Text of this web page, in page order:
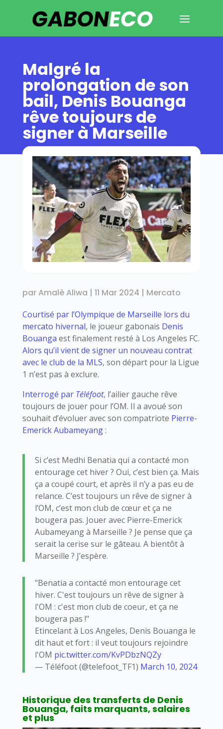
Malgré la
prolongation de son
bail, Denis Bouanga
rêve toujours de
signer à Marseille
parAmalè Aliwa | 11 Mar 2024 | Mercato
Courtisé par l’Olympique de Marseille lors du
mercato hivernal, le joueur gabonais Denis
Bouanga est finalement resté à Los Angeles FC.
Alors qu’il vient de signer un nouveau contrat
avec le club de la MLS, son départ pour la Ligue
1 n’est pas à exclure.
Interrogé par Téléfoot, l’ailier gauche rêve
toujours de jouer pour l’OM. Il a avoué son
souhait d’évoluer avec son compatriote Pierre-
Emerick Aubameyang:
Si c’est Medhi Benatia qui a contacté mon
entourage cet hiver ? Oui, c’est bien ça. Mais
ça a coupé court, et après il n’y a pas eu de
relance. C’est toujours un rêve de signer à
l’OM, c’est mon club de cœur et ça ne
bougera pas. Jouer avec Pierre-Emerick
Aubameyang à Marseille ? Je pense que ça
serait la cerise sur le gâteau. A bientôt à
Marseille ? J’espère.
"Benatia a contacté mon entourage cet
hiver. C'est toujours un rêve de signer à
l'OM : c'est mon club de coeur, et ça ne
bougera pas !"
Etincelant à Los Angeles, Denis Bouanga le
dit haut et fort : il veut toujours rejoindre
l'OM pic.twitter.com/KvPDbzNQZy
— Téléfoot (@telefoot_TF1) March 10, 2024
Historique des transferts de Denis
Bouanga, faits marquants, salaires
et plus